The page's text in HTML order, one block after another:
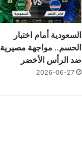
السعودية أمام اختبار
الحسم.. مواجهة مصيرية
ضد الرأس الأخضر
2026-06-27